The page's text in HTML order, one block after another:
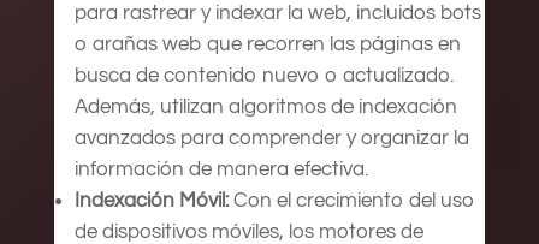
para rastrear y indexar la web, incluidos bots
o arañas web que recorren las páginas en
busca de contenido nuevo o actualizado.
Además, utilizan algoritmos de indexación
avanzados para comprender y organizar la
información de manera efectiva.
Indexación Móvil:Con el crecimiento del uso
de dispositivos móviles, los motores de